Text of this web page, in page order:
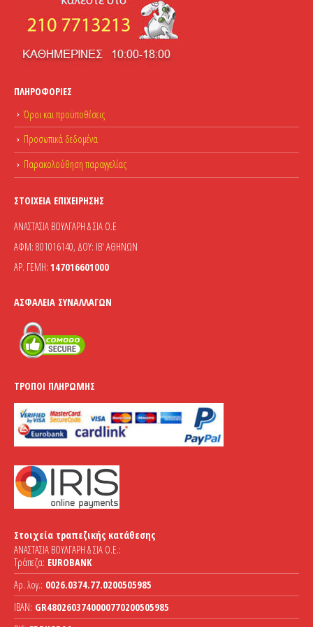
ΠΛΗΡΟΦΟΡΊΕΣ
Όροι και προϋποθέσεις
Προσωπικά δεδομένα
Παρακολούθηση παραγγελίας
ΣΤΟΙΧΕΊΑ ΕΠΙΧΕΊΡΗΣΗΣ
ΑΝΑΣΤΑΣΙΑ ΒΟΥΛΓΑΡΗ & ΣΙΑ Ο.Ε
ΑΦΜ: 801016140, ΔΟΥ: ΙΒ' ΑΘΗΝΩΝ
ΑΡ. ΓΕΜΗ: 147016601000
ΑΣΦΆΛΕΙΑ ΣΥΝΑΛΛΑΓΏΝ
ΤΡΌΠΟΙ ΠΛΗΡΩΜΉΣ
Στοιχεία τραπεζικής κατάθεσης
ΑΝΑΣΤΑΣΙΑ ΒΟΥΛΓΑΡΗ & ΣΙΑ Ο.Ε.:
Τράπεζα: EUROBANK
Αρ. λογ.: 0026.0374.77.0200505985
IBAN: GR4802603740000770200505985